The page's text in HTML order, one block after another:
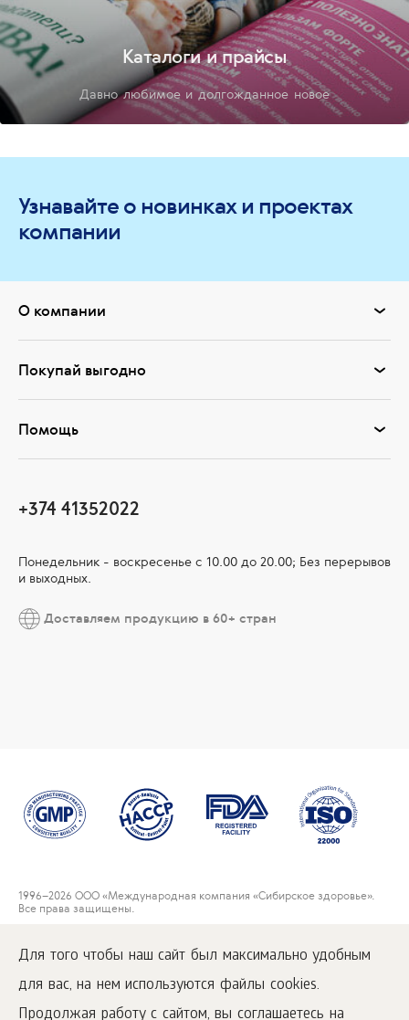
Для того чтобы наш сайт был максимально удобным
для вас, на нем используются файлы cookies.
Продолжая работу с сайтом, вы соглашаетесь на
Каталоги и прайсы
Давно любимое и долгожданное новое
Узнавайте о новинках и проектах
компании
О компании
Покупай выгодно
Помощь
+374 41352022
Понедельник - воскресенье с 10.00 до 20.00; Без перерывов
и выходных.
Доставляем продукцию в 60+ стран
1996–2026 ООО «Международная компания «Сибирское здоровье».
Все права защищены.
www.siberianwellness.com.
Пользовательское соглашение
Политика конфиденциальности